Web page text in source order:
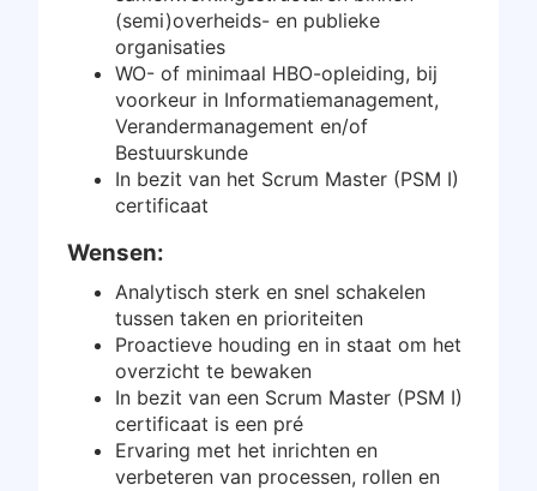
(semi)overheids- en publieke
organisaties
WO- of minimaal HBO-opleiding, bij
voorkeur in Informatiemanagement,
Verandermanagement en/of
Bestuurskunde
In bezit van het Scrum Master (PSM I)
certificaat
Wensen:
Analytisch sterk en snel schakelen
tussen taken en prioriteiten
Proactieve houding en in staat om het
overzicht te bewaken
In bezit van een Scrum Master (PSM I)
certificaat is een pré
Ervaring met het inrichten en
verbeteren van processen, rollen en